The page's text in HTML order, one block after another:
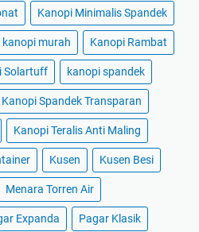
Kanopi Minimalis Spandek
kanopi murah Kanopi Rambat
Solartuff kanopi spandek
Kanopi Spandek Transparan
Kanopi Teralis Anti Maling
Kusen Kusen Besi
Menara Torren Air
Expanda Pagar Klasik